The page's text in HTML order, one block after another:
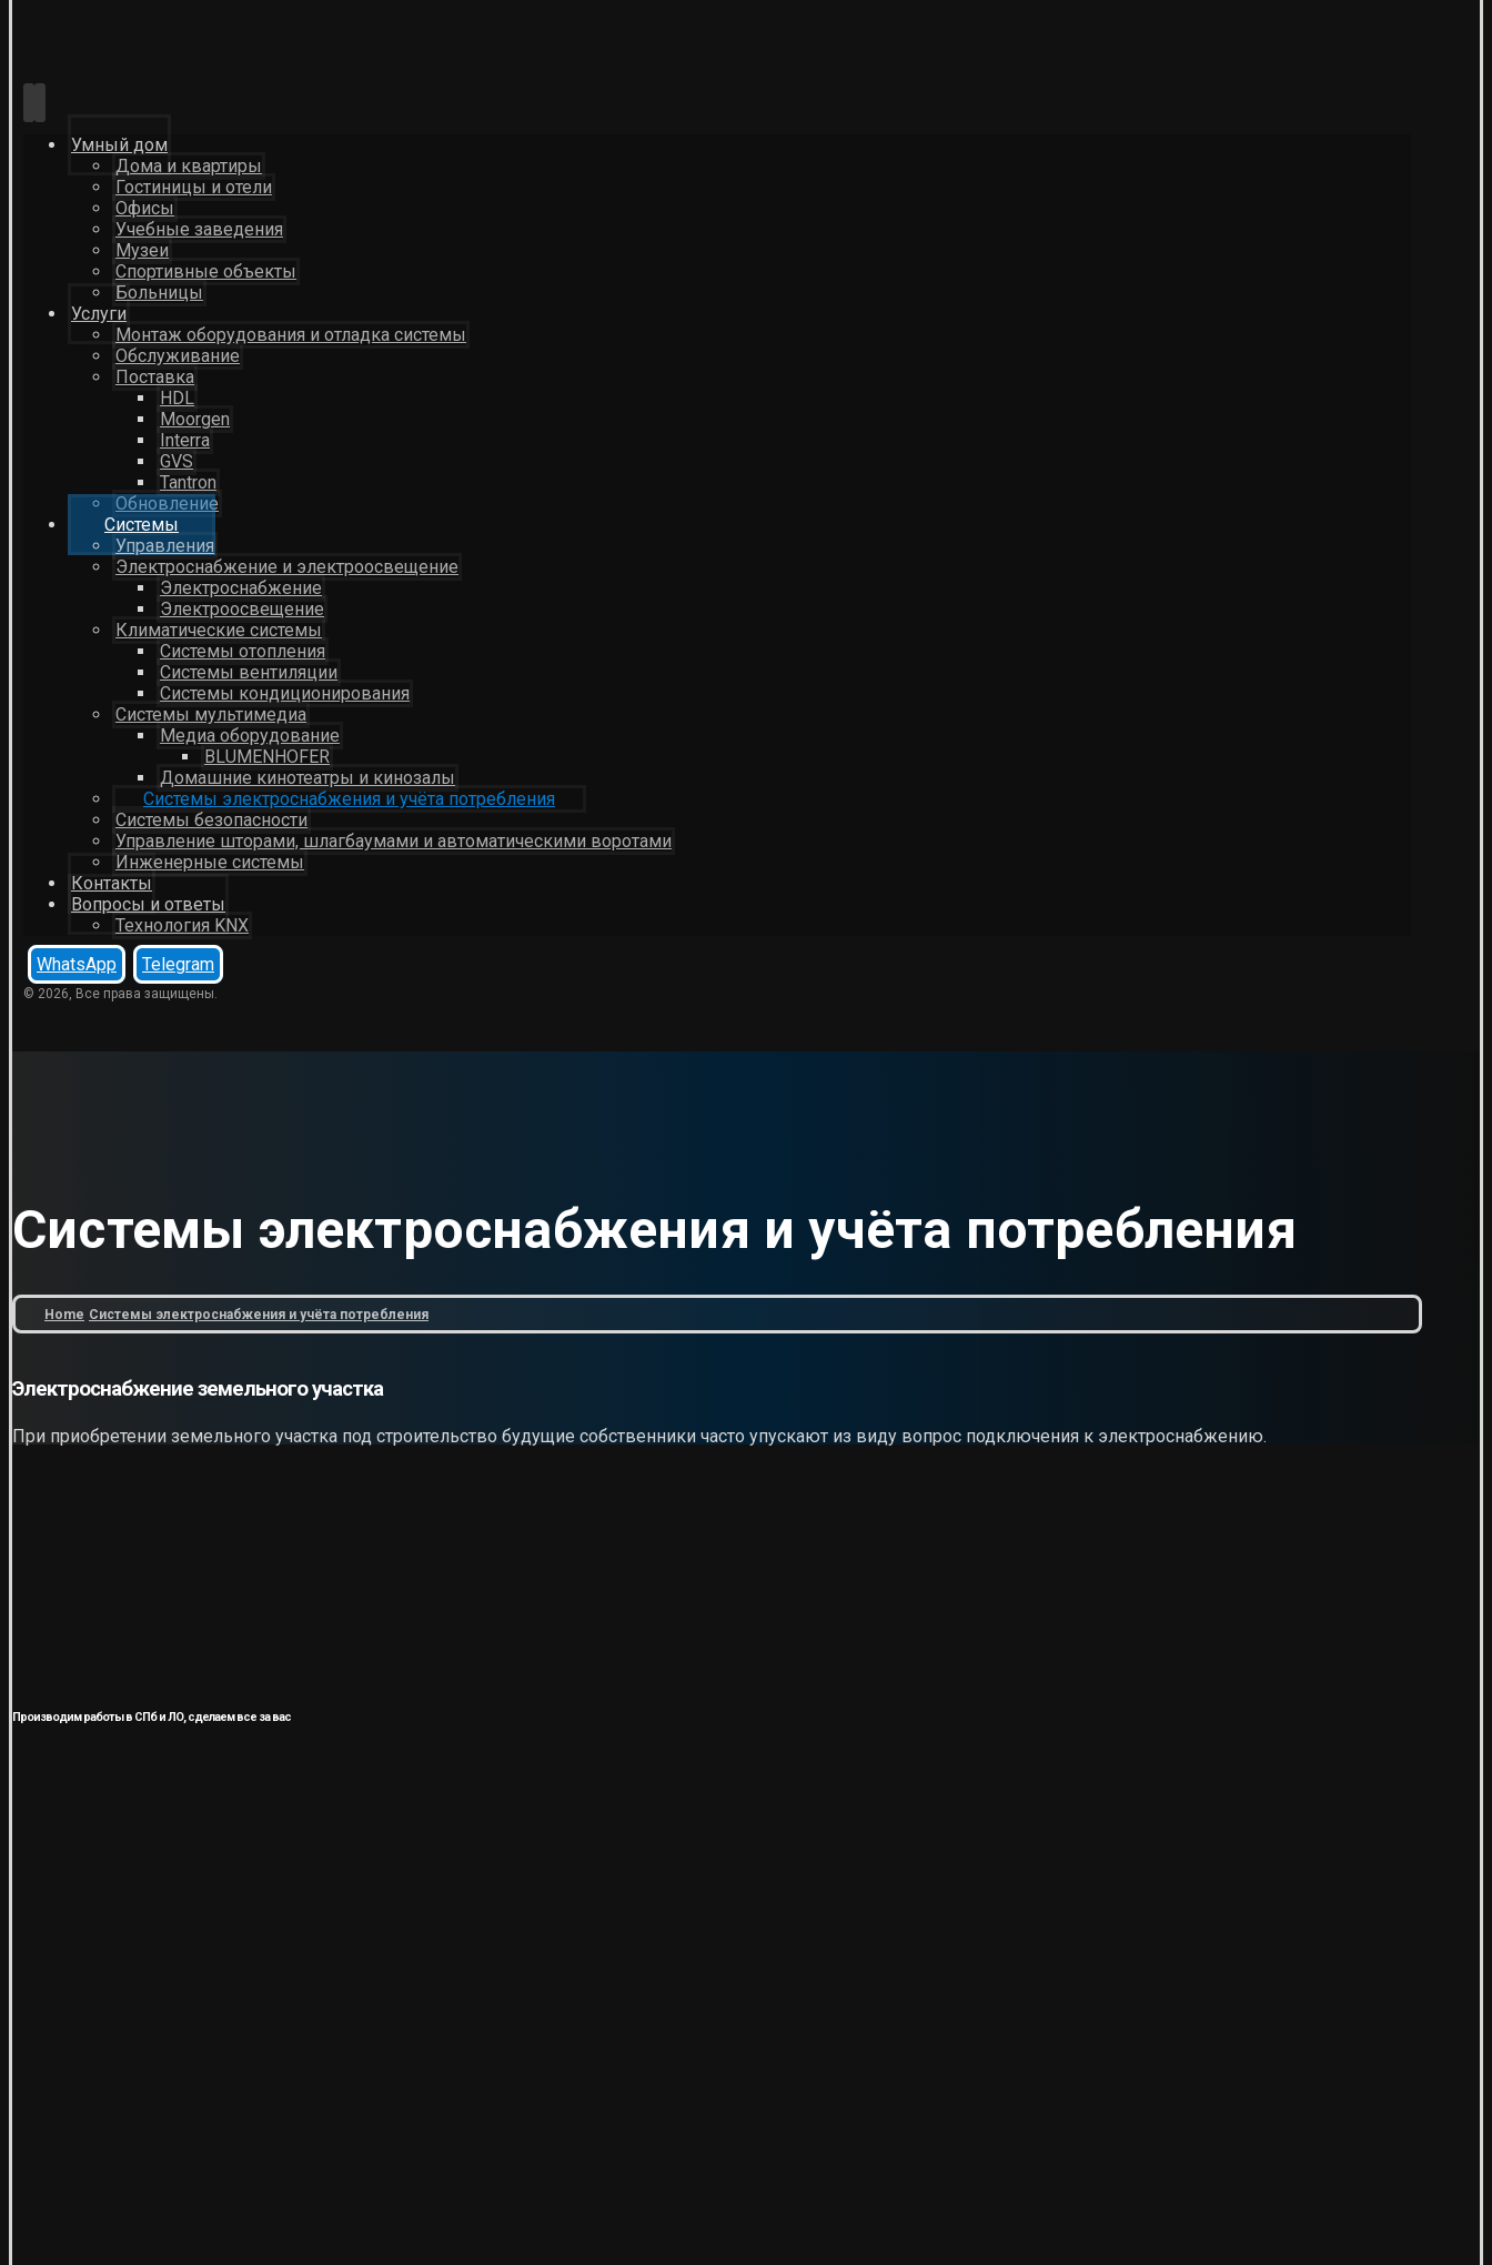
Умный дом
Дома и квартиры
Гостиницы и отели
Офисы
Учебные заведения
Музеи
Спортивные объекты
Больницы
Услуги
Монтаж оборудования и отладка системы
Обслуживание
Поставка
HDL
Moorgen
Interra
GVS
Tantron
Обновление
Системы
Управления
Электроснабжение и электроосвещение
Электроснабжение
Электроосвещение
Климатические системы
Системы отопления
Системы вентиляции
Системы кондиционирования
Системы мультимедиа
Медиа оборудование
BLUMENHOFER
Домашние кинотеатры и кинозалы
Системы электроснабжения и учёта потребления
Системы безопасности
Управление шторами, шлагбаумами и автоматическими воротами
Инженерные системы
Контакты
Вопросы и ответы
Технология KNX
WhatsApp
Telegram
© 2026, Все права защищены.
Системы электроснабжения и учёта потребления
Home Системы электроснабжения и учёта потребления
Электроснабжение земельного участка
При приобретении земельного участка под строительство будущие собственники часто упускают из виду вопрос подключения к электроснабжению.
Производим работы в СПб и ЛО, сделаем все за вас